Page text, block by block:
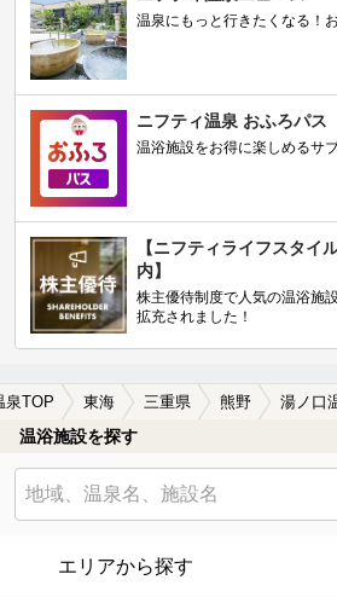
温泉にもっと行きたくなる！
ニフティ温泉 おふろパス
温浴施設をお得に楽しめるサ
【ニフティライフスタイ
内】
株主優待制度で人気の温浴施
拡充されました！
泉TOP 東海 三重県 熊野 湯ノ口
温浴施設を探す
エリアから探す